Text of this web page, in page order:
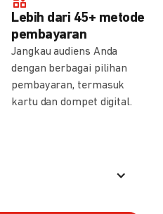
Lebih dari 45+ metode
pembayaran
Jangkau audiens Anda
dengan berbagai pilihan
pembayaran, termasuk
kartu dan dompet digital.